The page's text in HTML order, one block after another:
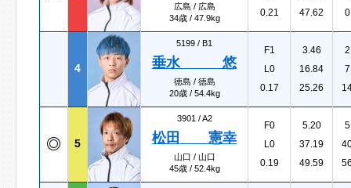
広島 / 広島
34歳 / 47.9kg
0.21
47.62
4
5199 / B1
垂水 悠
徳島 / 徳島
20歳 / 54.4kg
F1
L0
0.17
3.46
16.84
25.26
5
3901 /A2
松田 憲幸
山口 / 山口
45歳 / 52.4kg
F0
L0
0.19
5.20
37.19
49.59